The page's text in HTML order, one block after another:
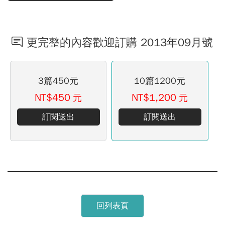
更完整的內容歡迎訂購 2013年09月號
3篇450元
NT$450 元
訂閱送出
10篇1200元
NT$1,200 元
訂閱送出
回列表頁